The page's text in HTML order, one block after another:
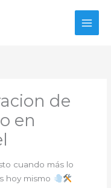
de
en
cuando más lo
hoy mismo